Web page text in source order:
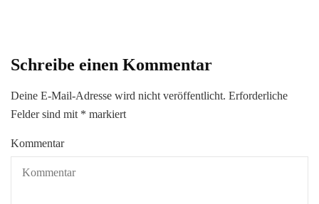
Schreibe einen Kommentar
Deine E-Mail-Adresse wird nicht veröffentlicht. Erforderliche
Felder sind mit * markiert
Kommentar